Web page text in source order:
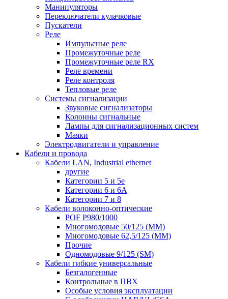
Манипуляторы
Переключатели кулачковые
Пускатели
Реле
Импульсные реле
Промежуточные реле
Промежуточные реле RX
Реле времени
Реле контроля
Тепловые реле
Системы сигнализации
Звуковые сигнализаторы
Колонны сигнальные
Лампы для сигнализационных систем
Маяки
Электродвигатели и управление
Кабели и провода
Кабели LAN, Industrial ethernet
другие
Категории 5 и 5е
Категории 6 и 6A
Категории 7 и 8
Кабели волоконно-оптические
POF P980/1000
Многомодовые 50/125 (ММ)
Многомодовые 62,5/125 (ММ)
Прочие
Одномодовые 9/125 (SM)
Кабели гибкие универсальные
Безгалогенные
Контрольные в ПВХ
Особые условия эксплуатации